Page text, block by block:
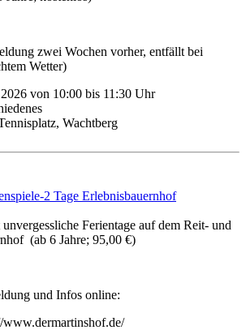
zwei Wochen vorher, entfällt bei
Wetter)
von 10:00 bis 11:30 Uhr
Wachtberg
2 Tage Erlebnisbauernhof
Ferientage auf dem Reit- und
(ab 6 Jahre; 95,00 €)
und Infos online:
www.dermartinshof.de/